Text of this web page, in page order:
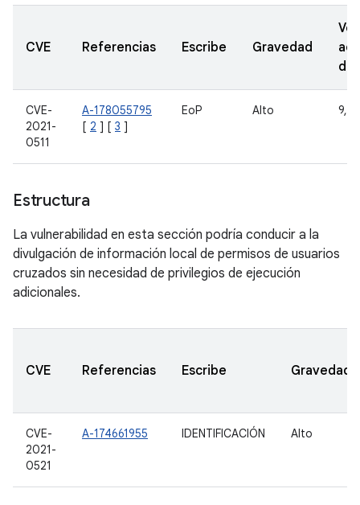
CVE Referencias Escribe Gravedad
de
CVE-
2021-
0511
A-178055795
[ 2 ] [ 3 ]
EoP Alto 9,
Estructura
La vulnerabilidad en esta sección podría conducir a la
divulgación de información local de permisos de usuarios
cruzados sin necesidad de privilegios de ejecución
adicionales.
CVE Referencias Escribe Gravedad
CVE-
2021-
0521
A-174661955 IDENTIFICACIÓN Alto